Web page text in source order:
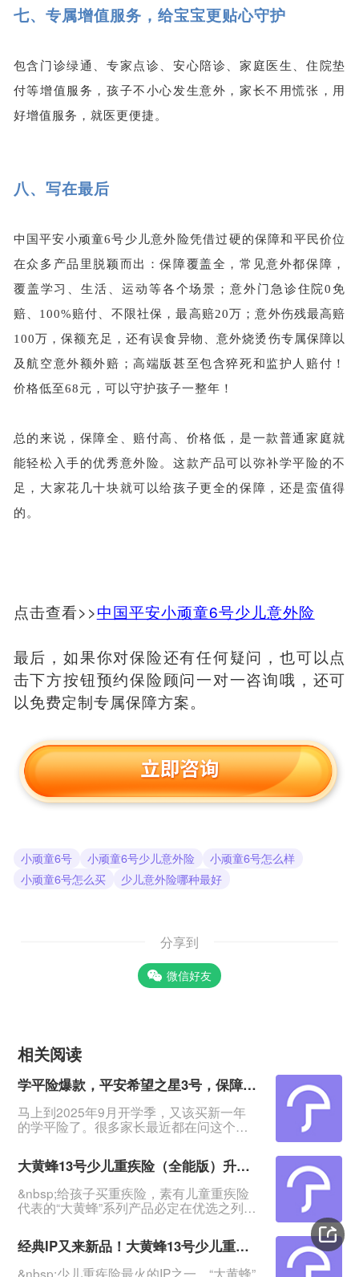
七、 专属增值服务，给宝宝更贴心守护
包含门诊绿通、专家点诊、安心陪诊、家庭医生、住院垫
付等增值服务，孩子不小心发生意外，家长不用慌张，用
好增值服务，就医更便捷。
八、 写在最后
中国平安小顽童6号少儿意外险凭借过硬的保障和平民价位
在众多产品里脱颖而出：保障覆盖全，常见意外都保障，
覆盖学习、生活、运动等各个场景；意外门急诊住院0免
赔、100%赔付、不限社保，最高赔20万；意外伤残最高赔
100万，保额充足，还有误食异物、意外烧烫伤专属保障以
及航空意外额外赔；高端版甚至包含猝死和监护人赔付！
价格低至68元，可以守护孩子一整年！
总的来说，保障全、赔付高、价格低，是一款普通家庭就
能轻松入手的优秀意外险。这款产品可以弥补学平险的不
足，大家花几十块就可以给孩子更全的保障，还是蛮值得
的。
点击查看>>中国平安小顽童6号少儿意外险
最后，如果你对保险还有任何疑问，也可以点
击下方按钮预约保险顾问一对一咨询哦，还可
以免费定制专属保障方案。
小顽童6号 小顽童6号少儿意外险
小顽童6号怎么样
小顽童6号怎么买
少儿意外险哪种最好
分享到
微信好友
相关阅读
学平险爆款，平安希望之星3号，保障市场领先
马上到2025年9月开学季，又该买新一年
的学平险了。很多家长最近都在问这个事
老产品比较给力，平安保险希望之星3号学
平险。&nbsp;这款产品去年上线至今，热
销一年多，依旧是爆款，凭借的是保得
多、赔得多的优势，意外身故伤残最高50
万，住院医疗责任内100%赔付，意外医疗
相当突出。&n
大黄蜂13号少儿重疾险（全能版）升级来袭！能不能买
&nbsp;给孩子买重疾险，素有儿童重疾险
代表的“大黄蜂”系列产品必定在优选之列！
蜂13号少儿重疾险（全能版）！这家保险
公司之前已经推出过不少优秀儿童重疾
险，比如大黄蜂11号（全能版）、大黄蜂
经典IP又来新品！大黄蜂13号少儿重疾险（全能版）升级上线！
&nbsp;少儿重疾险最火的IP之一，“大黄蜂”